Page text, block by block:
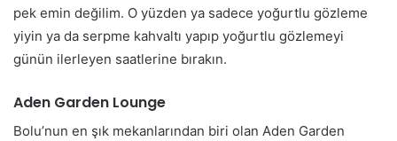
pek emin değilim. O yüzden ya sadece yoğurtlu gözleme
yiyin ya da serpme kahvaltı yapıp yoğurtlu gözlemeyi
günün ilerleyen saatlerine bırakın.
Aden Garden Lounge
Bolu’nun en şık mekanlarından biri olan Aden Garden